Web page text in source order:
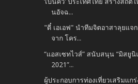
นอัจฉ...
"ตี๋ เอเอฟ" นำทีมจิตอาสาลุยแจ
จาก โคร...
“แอสเซทไวส์” สนับสนุน “มิสยู
2021”...
ผู้ประกอบการท่องเที่ยวเสริมแก